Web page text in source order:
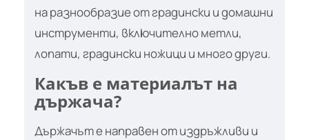
на разнообразие от градински и домашни
инструменти, включително метли,
лопати, градински ножици и много други.
Какъв е материалът на
държача?
Държачът е направен от издръжливи и